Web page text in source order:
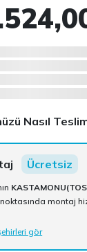
Nasıl
Ücretsiz
montaj
gör